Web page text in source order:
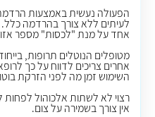
הפעולה נעשית באמצעות
לעיתים ללא צורך בהרדמה כלל.
אחד על מנת "לכסות" מספר
מטופלים הנוטלים תרופות,
אחרים צריכים לדווח על כך
השימוש זמן מה לפני הזרקת
רצוי לא לשתות אלכוהול
אין צורך בשמירה על צום.